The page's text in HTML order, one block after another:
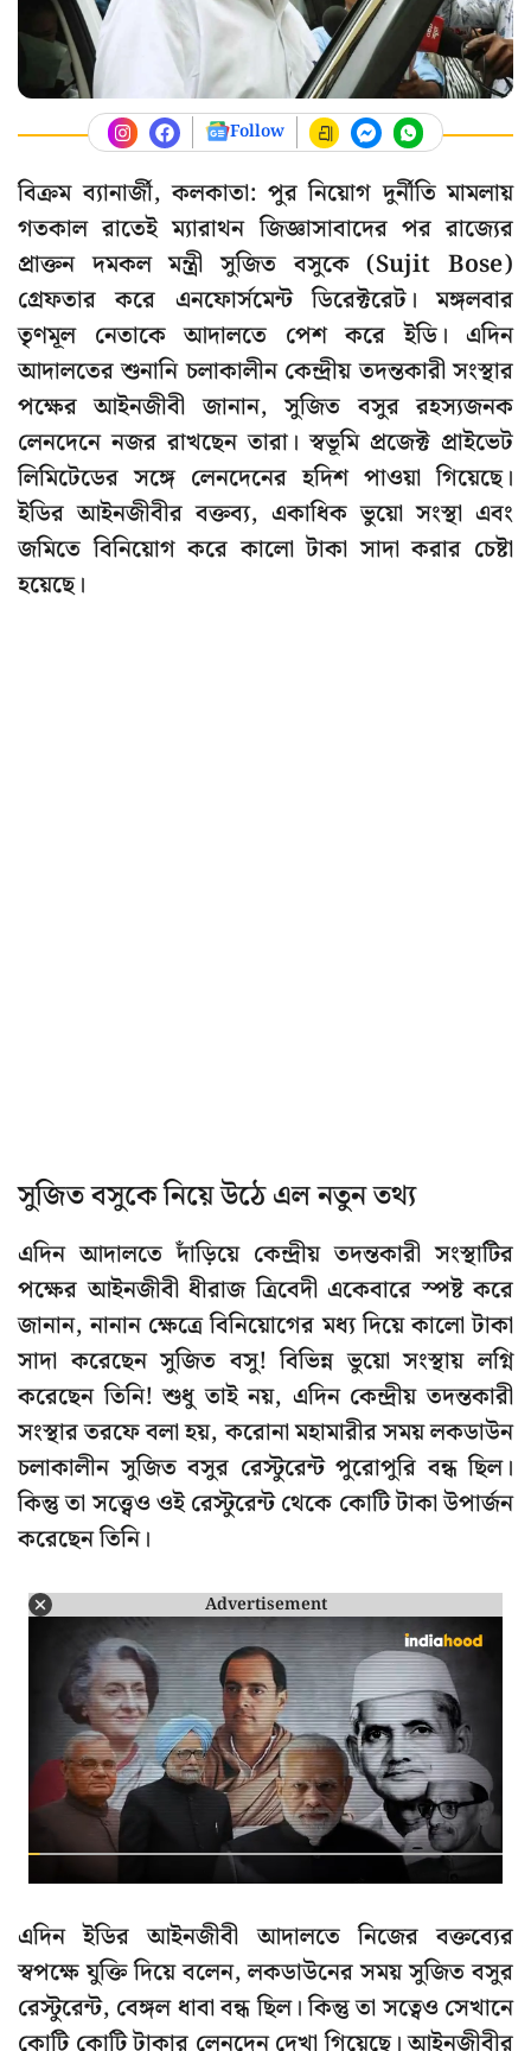
Follow
বিক্রম ব্যানার্জী, কলকাতা: পুর নিয়োগ দুর্নীতি মামলায়
গতকাল রাতেই ম্যারাথন জিজ্ঞাসাবাদের পর রাজ্যের
প্রাক্তন দমকল মন্ত্রী সুজিত বসুকে (Sujit Bose)
গ্রেফতার করে এনফোর্সমেন্ট ডিরেক্টরেট। মঙ্গলবার
তৃণমূল নেতাকে আদালতে পেশ করে ইডি। এদিন
আদালতের শুনানি চলাকালীন কেন্দ্রীয় তদন্তকারী সংস্থার
পক্ষের আইনজীবী জানান, সুজিত বসুর রহস্যজনক
লেনদেনে নজর রাখছেন তারা। স্বভূমি প্রজেক্ট প্রাইভেট
লিমিটেডের সঙ্গে লেনদেনের হদিশ পাওয়া গিয়েছে।
ইডির আইনজীবীর বক্তব্য, একাধিক ভুয়ো সংস্থা এবং
জমিতে বিনিয়োগ করে কালো টাকা সাদা করার চেষ্টা
হয়েছে।
সুজিত বসুকে নিয়ে উঠে এল নতুন তথ্য
এদিন আদালতে দাঁড়িয়ে কেন্দ্রীয় তদন্তকারী সংস্থাটির
পক্ষের আইনজীবী ধীরাজ ত্রিবেদী একেবারে স্পষ্ট করে
জানান, নানান ক্ষেত্রে বিনিয়োগের মধ্য দিয়ে কালো টাকা
সাদা করেছেন সুজিত বসু! বিভিন্ন ভুয়ো সংস্থায় লগ্নি
করেছেন তিনি! শুধু তাই নয়, এদিন কেন্দ্রীয় তদন্তকারী
সংস্থার তরফে বলা হয়, করোনা মহামারীর সময় লকডাউন
চলাকালীন সুজিত বসুর রেস্টুরেন্ট পুরোপুরি বন্ধ ছিল।
কিন্তু তা সত্ত্বেও ওই রেস্টুরেন্ট থেকে কোটি টাকা উপার্জন
করেছেন তিনি।
Advertisement
এদিন ইডির আইনজীবী আদালতে নিজের বক্তব্যের
স্বপক্ষে যুক্তি দিয়ে বলেন, লকডাউনের সময় সুজিত বসুর
রেস্টুরেন্ট, বেঙ্গল ধাবা বন্ধ ছিল। কিন্তু তা সত্বেও সেখানে